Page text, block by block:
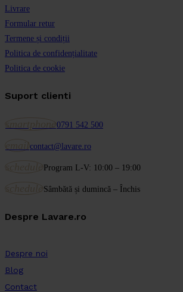
Livrare
Formular retur
Termene și condiții
Politica de confidențialitate
Politica de cookie
Suport clienti
0791 542 500
contact@lavare.ro
Program L-V: 10:00 – 19:00
Sâmbătă și dumincă – Închis
Despre Lavare.ro
Despre noi
Blog
Contact